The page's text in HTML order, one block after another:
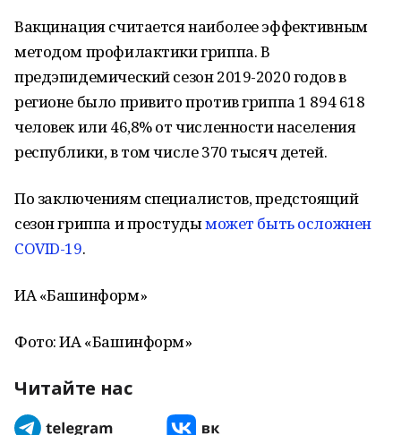
Вакцинация считается наиболее эффективным
методом профилактики гриппа. В
предэпидемический сезон 2019-2020 годов в
регионе было привито против гриппа 1 894 618
человек или 46,8% от численности населения
республики, в том числе 370 тысяч детей.
По заключениям специалистов, предстоящий
сезон гриппа и простудыможет бытьосложнен
COVID-19.
ИА «Башинформ»
Фото: ИА «Башинформ»
Читайте нас